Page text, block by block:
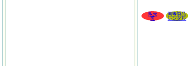
販売
可
同等製品
レンタル